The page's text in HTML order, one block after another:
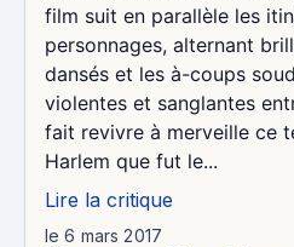
film suit en parallèle les
personnages, alternant
dansés et les à-coups
violentes et sanglantes
fait revivre à merveille ce
Harlem que fut le...
Lire la critique
le 6 mars 2017